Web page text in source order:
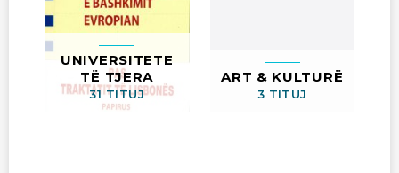
UNIVERSITETE
TË TJERA
31 TITUJ
ART & KULTURË
3 TITUJ